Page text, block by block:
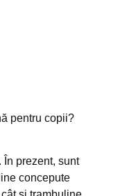
pentru copii?
. În prezent, sunt
concepute